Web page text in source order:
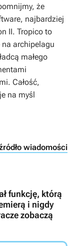
że
najbardziej
II. Tropico to
archipelagu
małego
Całość,
na myśl
wiadomości
funkcję, którą
i nigdy
zobaczą